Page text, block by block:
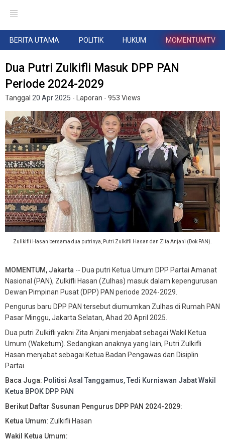
BERITA UTAMA POLITIK HUKUM MOMENTUMTV
Dua Putri Zulkifli Masuk DPP PAN
Periode 2024-2029
Tanggal 20 Apr 2025 - Laporan - 953 Views
Zulikifli Hasan bersama dua putrinya, Putri Zulkifli Hasan dan Zita Anjani (Dok PAN).
MOMENTUM, Jakarta -- Dua putri Ketua Umum DPP Partai Amanat
Nasional (PAN), Zulkifli Hasan (Zulhas) masuk dalam kepengurusan
Dewan Pimpinan Pusat (DPP) PAN periode 2024-2029.
Pengurus baru DPP PAN tersebut diumumkan Zulhas di Rumah PAN
Pasar Minggu, Jakarta Selatan, Ahad 20 April 2025.
Dua putri Zulkifli yakni Zita Anjani menjabat sebagai Wakil Ketua
Umum (Waketum). Sedangkan anaknya yang lain, Putri Zulkifli
Hasan menjabat sebagai Ketua Badan Pengawas dan Disiplin
Partai.
Baca Juga: Politisi Asal Tanggamus, Tedi Kurniawan Jabat Wakil
Ketua BPOK DPP PAN
Berikut Daftar Susunan Pengurus DPP PAN 2024-2029:
Ketua Umum: Zulkifli Hasan
Wakil Ketua Umum: